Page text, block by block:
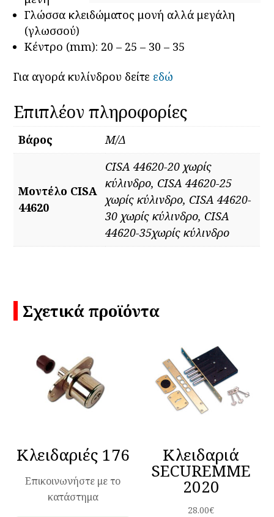
Γλώσσα κλειδώματος μονή αλλά μεγάλη
(γλωσσού)
Κέντρο (mm): 20 – 25 – 30 – 35
Για αγορά κυλίνδρου δείτε εδώ
Επιπλέον πληροφορίες
Βάρος Μ/Δ
Μοντέλο CISA
44620
CISA 44620-20 χωρίς
κύλινδρο, CISA 44620-25
χωρίς κύλινδρο, CISA 44620-
30 χωρίς κύλινδρο, CISA
44620-35χωρίς κύλινδρο
Σχετικά προϊόντα
Κλειδαριές 176
Επικοινωνήστε με το
κατάστημα
Κλειδαριά
SECUREMME
2020
28.00€